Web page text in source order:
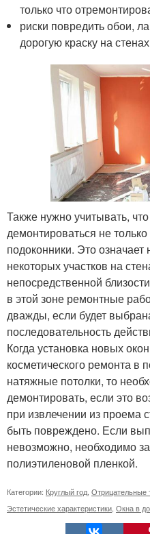
только что
риски повредить обои,
дорогую краску на
Также нужно учитывать,
демонтироваться не
подоконники. Это
некоторых участков на
непосредственной
в этой зоне ремонтные
дважды, если будет
последовательность
Когда установка новых
косметического ремонта в
натяжные потолки, то
демонтировать, если это
при извлечении из проема
быть повреждено. Если
невозможно, необходимо
полиэтиленовой пленкой.
Категории: Круглый год Отрицательные
Эстетические характеристики Окна в